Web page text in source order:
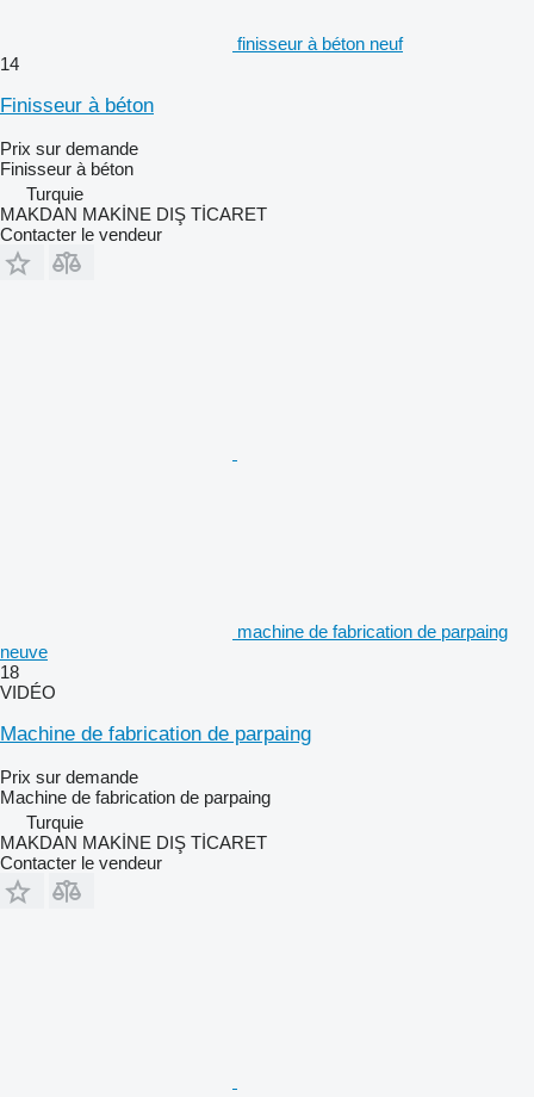
finisseur à béton neuf
14
Finisseur à béton
Prix sur demande
Finisseur à béton
Turquie
MAKDAN MAKİNE DIŞ TİCARET
Contacter le vendeur
machine de fabrication de parpaing
neuve
18
VIDÉO
Machine de fabrication de parpaing
Prix sur demande
Machine de fabrication de parpaing
Turquie
MAKDAN MAKİNE DIŞ TİCARET
Contacter le vendeur